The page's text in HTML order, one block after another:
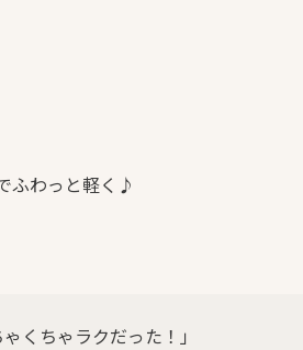
ふわっと軽く♪
くちゃラクだった！」